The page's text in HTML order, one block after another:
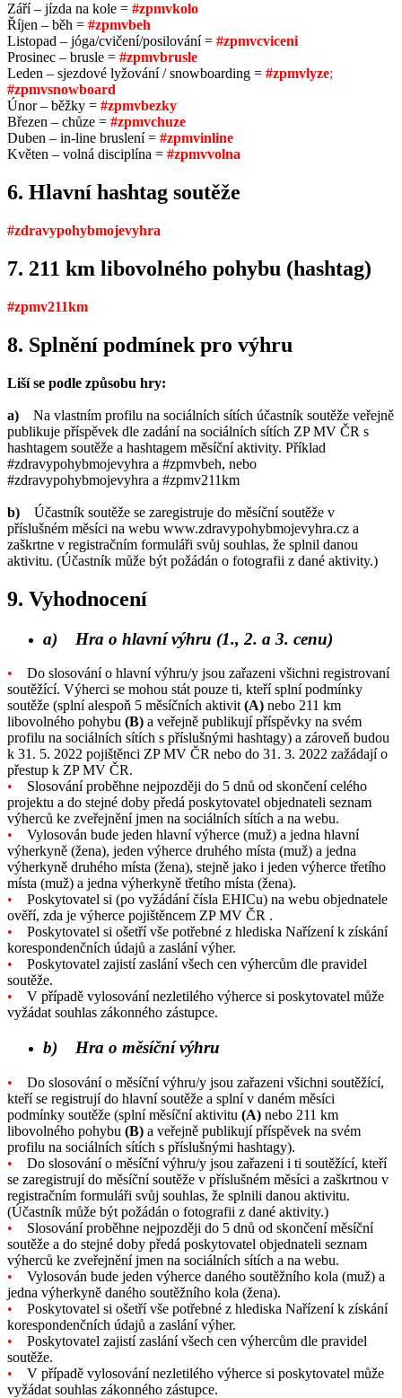
Září – jízda na kole = #zpmvkolo
Říjen – běh = #zpmvbeh
Listopad – jóga/cvičení/posilování = #zpmvcviceni
Prosinec – brusle = #zpmvbrusle
Leden – sjezdové lyžování / snowboarding = #zpmvlyze;
#zpmvsnowboard
Únor – běžky = #zpmvbezky
Březen – chůze = #zpmvchuze
Duben – in-line bruslení = #zpmvinline
Květen – volná disciplína = #zpmvvolna
6. Hlavní hashtag soutěže
#zdravypohybmojevyhra
7. 211 km libovolného pohybu (hashtag)
#zpmv211km
8. Splnění podmínek pro výhru
Liší se podle způsobu hry:
a) Na vlastním profilu na sociálních sítích účastník soutěže veřejně
publikuje příspěvek dle zadání na sociálních sítích ZP MV ČR s
hashtagem soutěže a hashtagem měsíční aktivity. Příklad
#zdravypohybmojevyhra a #zpmvbeh, nebo
#zdravypohybmojevyhra a #zpmv211km
b)
Účastník soutěže se zaregistruje do měsíční soutěže v
příslušném měsíci na webu www.zdravypohybmojevyhra.cz a
zaškrtne v registračním formuláři svůj souhlas, že splnil danou
aktivitu. (Účastník může být požádán o fotografii z dané aktivity.)
9. Vyhodnocení
a) Hra o hlavní výhru (1., 2. a 3. cenu)
• Do slosování o hlavní výhru/y jsou zařazeni všichni registrovaní
soutěžící. Výherci se mohou stát pouze ti, kteří splní podmínky
soutěže (splní alespoň 5 měsíčních aktivit(A) nebo 211 km
libovolného pohybu (B) a veřejně publikují příspěvky na svém
profilu na sociálních sítích s příslušnými hashtagy) a zároveň budou
k 31. 5. 2022 pojištěnci ZP MV ČR nebo do 31. 3. 2022 zažádají o
přestup k ZP MV ČR.
• Slosování proběhne nejpozději do 5 dnů od skončení celého
projektu a do stejné doby předá poskytovatel objednateli seznam
výherců ke zveřejnění jmen na sociálních sítích a na webu.
• Vylosován bude jeden hlavní výherce (muž) a jedna hlavní
výherkyně (žena), jeden výherce druhého místa (muž) a jedna
výherkyně druhého místa (žena), stejně jako i jeden výherce třetího
místa (muž) a jedna výherkyně třetího místa (žena).
• Poskytovatel si (po vyžádání čísla EHICu) na webu objednatele
ověří, zda je výherce pojištěncem ZP MV ČR .
• Poskytovatel si ošetří vše potřebné z hlediska Nařízení k získání
korespondenčních údajů a zaslání výher.
• Poskytovatel zajistí zaslání všech cen výhercům dle pravidel
soutěže.
• V případě vylosování nezletilého výherce si poskytovatel může
vyžádat souhlas zákonného zástupce.
b) Hra o měsíční výhru
• Do slosování o měsíční výhru/y jsou zařazeni všichni soutěžící,
kteří se registrují do hlavní soutěže a splní v daném měsíci
podmínky soutěže (splní měsíční aktivitu (A) nebo 211 km
libovolného pohybu (B) a veřejně publikují příspěvek na svém
profilu na sociálních sítích s příslušnými hashtagy).
• Do slosování o měsíční výhru/y jsou zařazeni i ti soutěžící, kteří
se zaregistrují do měsíční soutěže v příslušném měsíci a zaškrtnou v
registračním formuláři svůj souhlas, že splnili danou aktivitu.
(Účastník může být požádán o fotografii z dané aktivity.)
• Slosování proběhne nejpozději do 5 dnů od skončení měsíční
soutěže a do stejné doby předá poskytovatel objednateli seznam
výherců ke zveřejnění jmen na sociálních sítích a na webu.
• Vylosován bude jeden výherce daného soutěžního kola (muž) a
jedna výherkyně daného soutěžního kola (žena).
• Poskytovatel si ošetří vše potřebné z hlediska Nařízení k získání
korespondenčních údajů a zaslání výher.
• Poskytovatel zajistí zaslání všech cen výhercům dle pravidel
soutěže.
• V případě vylosování nezletilého výherce si poskytovatel může
vyžádat souhlas zákonného zástupce.